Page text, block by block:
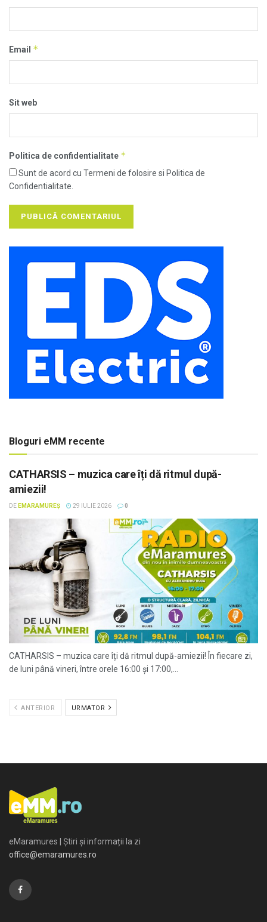
Email *
Sit web
Politica de confidentialitate *
Sunt de acord cu Termeni de folosire si Politica de
Confidentialitate.
Bloguri eMM recente
CATHARSIS – muzica care îți dă ritmul după-
amiezii!
DE EMARAMUREȘ 29 IULIE 2026 0
CATHARSIS – muzica care îți dă ritmul după-amiezii! În fiecare zi,
de luni până vineri, între orele 16:00 și 17:00,...
ANTERIOR URMATOR
eMaramures | Știri și informații la zi
office@emaramures.ro